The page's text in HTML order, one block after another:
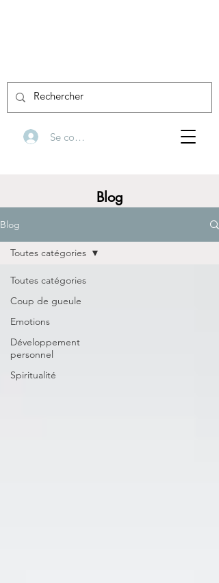
Se connecter
Blog
Blog
Toutes catégories
Coup de gueule
Emotions
Développement
personnel
Spiritualité
Toutes catégories